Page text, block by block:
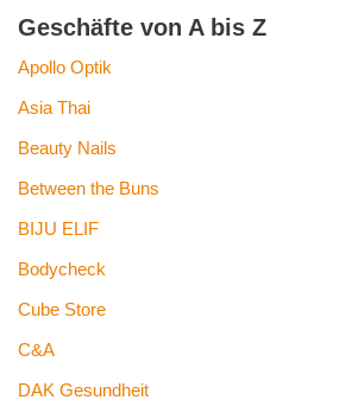
Geschäfte von A bis Z
Apollo Optik
Asia Thai
Beauty Nails
Between the Buns
BIJU ELIF
Bodycheck
Cube Store
C&A
DAK Gesundheit